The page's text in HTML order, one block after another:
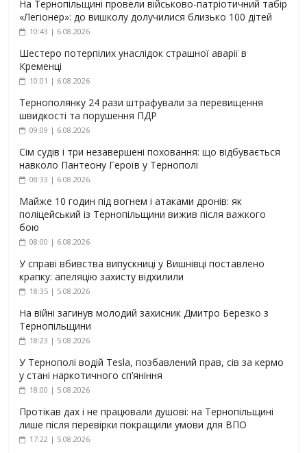
На Тернопільщині провели військово-патріотичний табір
«Легіонер»: до вишколу долучилися близько 100 дітей
10:43 | 6.08.2026
Шестеро потерпілих унаслідок страшної аварії в
Кременці
10:01 | 6.08.2026
Тернополянку 24 рази штрафували за перевищення
швидкості та порушення ПДР
09:09 | 6.08.2026
Сім судів і три незавершені поховання: що відбувається
навколо Пантеону Героїв у Тернополі
08:33 | 6.08.2026
Майже 10 годин під вогнем і атаками дронів: як
поліцейський із Тернопільщини вижив після важкого
бою
08:00 | 6.08.2026
У справі вбивства випускниці у Вишнівці поставлено
крапку: апеляцію захисту відхилили
18:35 | 5.08.2026
На війні загинув молодий захисник Дмитро Березко з
Тернопільщини
18:23 | 5.08.2026
У Тернополі водій Tesla, позбавлений прав, сів за кермо
у стані наркотичного сп’яніння
18:00 | 5.08.2026
Протікав дах і не працювали душові: на Тернопільщині
лише після перевірки покращили умови для ВПО
17:22 | 5.08.2026